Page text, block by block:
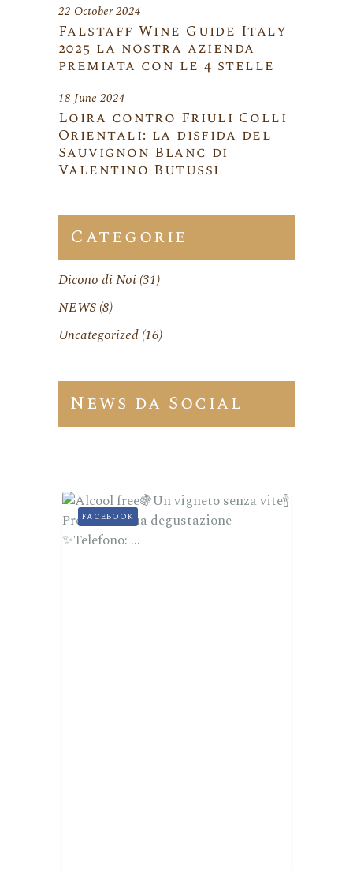
Falstaff Wine Guide Italy
2025 la nostra azienda
premiata con le 4 stelle
22 October 2024
Loira contro Friuli Colli
Orientali: la disfida del
Sauvignon Blanc di
Valentino Butussi
18 June 2024
Categorie
Dicono di Noi(31)
NEWS(8)
Uncategorized(16)
News da Social
FACEBOOK